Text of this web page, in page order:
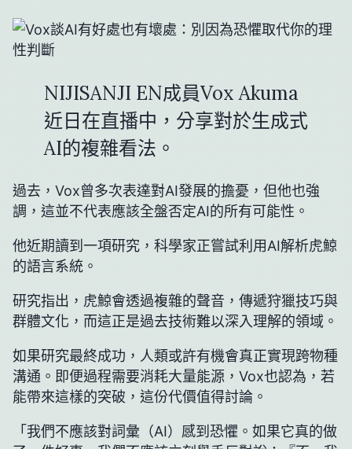
NIJISANJI EN成員Vox Akuma
近日在直播中，分享對於生成式
AI的複雜看法。
過去，Vox曾多次表達對AI發展的擔憂，但他也強
調，這並不代表應該全盤否定AI的所有可能性。
他近期讀到一項研究，科學家正嘗試利用AI解析虎鯨
的語言系統。
研究指出，虎鯨會透過複雜的聲音，傳遞狩獵技巧與
群體文化，而這正是過去技術難以深入理解的領域。
如果研究最終成功，人類或許有機會真正實現跨物種
溝通。即便過程需要消耗大量能源，Vox也認為，若
能帶來這樣的突破，這份代價值得討論。
「我們不應該對詞彙（AI）感到恐懼。如果它真的做